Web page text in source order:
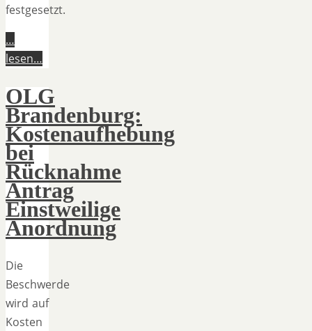
festgesetzt.
…
lesen…
OLG
Brandenburg:
Kostenaufhebung
bei
Rücknahme
Antrag
Einstweilige
Anordnung
Die
Beschwerde
wird auf
Kosten